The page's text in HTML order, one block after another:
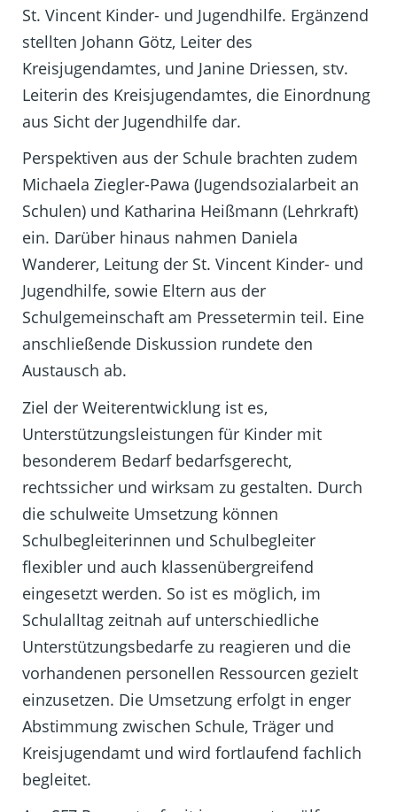
St. Vincent Kinder- und Jugendhilfe. Ergänzend
stellten Johann Götz, Leiter des
Kreisjugendamtes, und Janine Driessen, stv.
Leiterin des Kreisjugendamtes, die Einordnung
aus Sicht der Jugendhilfe dar.
Perspektiven aus der Schule brachten zudem
Michaela Ziegler-Pawa (Jugendsozialarbeit an
Schulen) und Katharina Heißmann (Lehrkraft)
ein. Darüber hinaus nahmen Daniela
Wanderer, Leitung der St. Vincent Kinder- und
Jugendhilfe, sowie Eltern aus der
Schulgemeinschaft am Pressetermin teil. Eine
anschließende Diskussion rundete den
Austausch ab.
Ziel der Weiterentwicklung ist es,
Unterstützungsleistungen für Kinder mit
besonderem Bedarf bedarfsgerecht,
rechtssicher und wirksam zu gestalten. Durch
die schulweite Umsetzung können
Schulbegleiterinnen und Schulbegleiter
flexibler und auch klassenübergreifend
eingesetzt werden. So ist es möglich, im
Schulalltag zeitnah auf unterschiedliche
Unterstützungsbedarfe zu reagieren und die
vorhandenen personellen Ressourcen gezielt
einzusetzen. Die Umsetzung erfolgt in enger
Abstimmung zwischen Schule, Träger und
Kreisjugendamt und wird fortlaufend fachlich
begleitet.